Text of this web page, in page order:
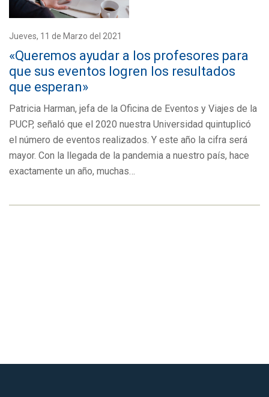
Jueves, 11 de Marzo del 2021
«Queremos ayudar a los profesores para
que sus eventos logren los resultados
que esperan»
Patricia Harman, jefa de la Oficina de Eventos y Viajes de la
PUCP, señaló que el 2020 nuestra Universidad quintuplicó
el número de eventos realizados. Y este año la cifra será
mayor. Con la llegada de la pandemia a nuestro país, hace
exactamente un año, muchas…